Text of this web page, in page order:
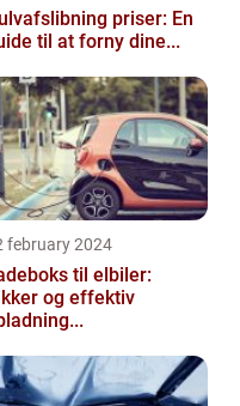
priser: En
til at forny dine...
february 2024
til elbiler:
og effektiv